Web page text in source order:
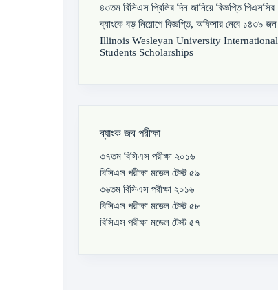
৪৩তম বিসিএস প্রিলির দিন জানিয়ে বিজ্ঞপ্তি পিএসসির
ব্যাংকে বড় নিয়োগে বিজ্ঞপ্তি, অফিসার নেবে ১৪৩৯ জন
Illinois Wesleyan University International
Students Scholarships
ব্যাংক জব পরীক্ষা
৩৭তম বিসিএস পরীক্ষা ২০১৬
বিসিএস পরীক্ষা মডেল টেস্ট ৫৯
৩৬তম বিসিএস পরীক্ষা ২০১৬
বিসিএস পরীক্ষা মডেল টেস্ট ৫৮
বিসিএস পরীক্ষা মডেল টেস্ট ৫৭